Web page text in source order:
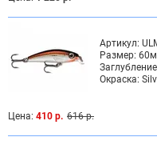
Артикул:
Размер:
Окраска:
Цена: 410 р. 616 р.